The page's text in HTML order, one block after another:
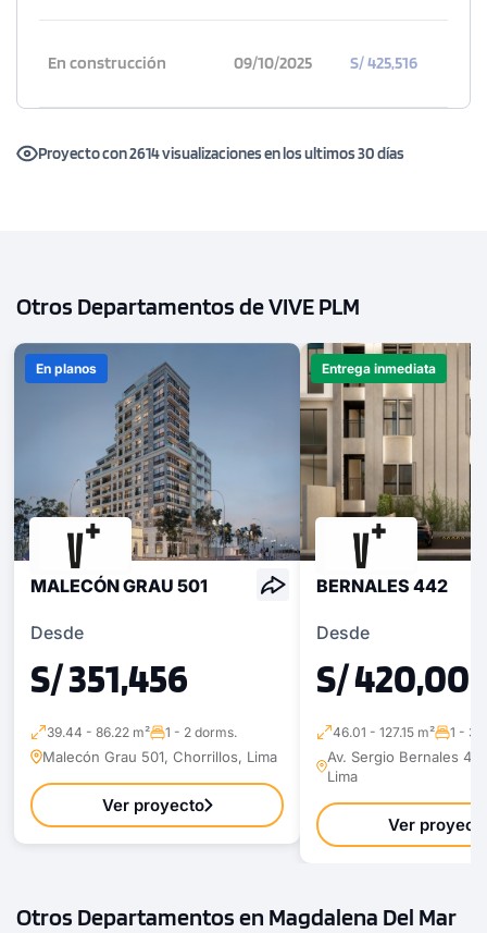
En construcción 09/10/2025 S/ 425,516
Proyecto con 2614 visualizaciones en los ultimos 30 días
Otros Departamentos de VIVE PLM
En planos
MALECÓN GRAU 501
Desde
S/ 351,456
39.44 - 86.22 m² 1 - 2 dorms.
Malecón Grau 501, Chorrillos, Lima
Ver proyecto
Entrega inmediata
BERNALES 442
Desde
S/
46.01 - 127.15 m² 1 - 3
Av. Sergio Bernales
Lima
Ver
Otros Departamentos en Magdalena Del Mar